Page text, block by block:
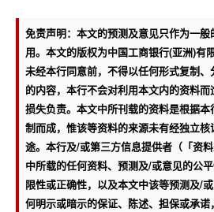
免责声明：本文的预测及意见只作为一
用。本文的版权为中国工商银行(亚洲)有
未经本行同意前，不得以任何形式复制
的内容，本行不会对利用本文内的资料
损失负责。本文中所刊载的资料是根据
制而成，惟该等资料的来源未有经独立
途。本行及/或第三方信息提供者（「资
中所载的任何资料、预测及/或意见的公
限性或正确性，以及本文中该等预测及/
何明示或暗示的保证、陈述、担保或承